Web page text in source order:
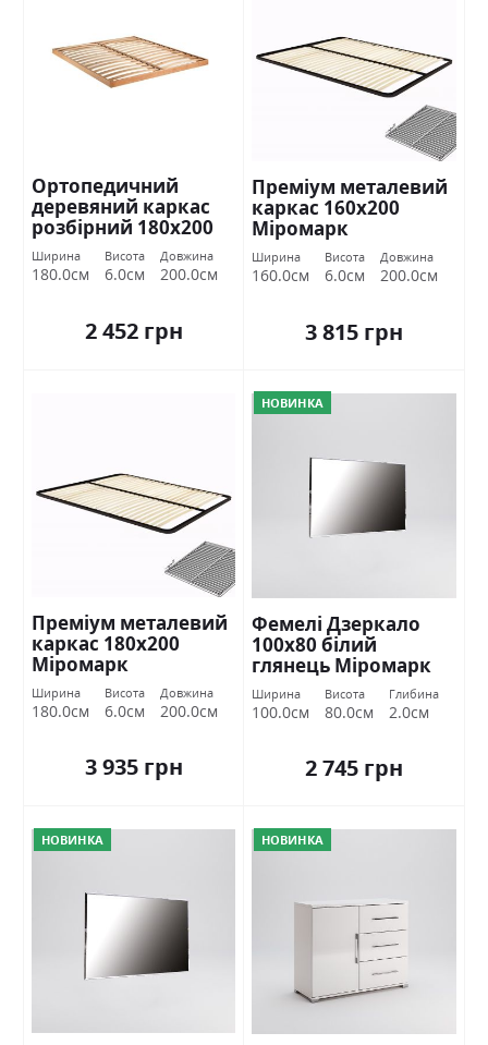
Ортопедичний
деревяний каркас
розбірний 180х200
Міромарк
Ширина
180.0см
Висота
6.0см
Довжина
200.0см
2 452 грн
Преміум металевий
каркас 160х200
Міромарк
Ширина
160.0см
Висота
6.0см
Довжина
200.0см
3 815 грн
Преміум металевий
каркас 180х200
Міромарк
Ширина
180.0см
Висота
6.0см
Довжина
200.0см
3 935 грн
НОВИНКА
Фемелі Дзеркало
100х80 білий
глянець Міромарк
Ширина
100.0см
Висота
80.0см
Глибина
2.0см
2 745 грн
НОВИНКА НОВИНКА